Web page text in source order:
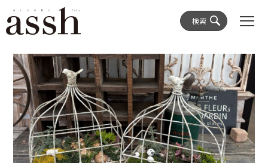
検索